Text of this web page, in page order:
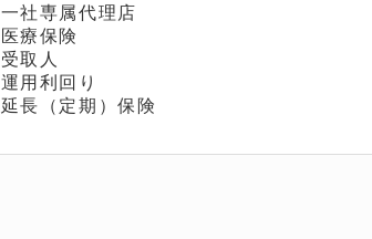
一社専属代理店
医療保険
受取人
運用利回り
延長（定期）保険